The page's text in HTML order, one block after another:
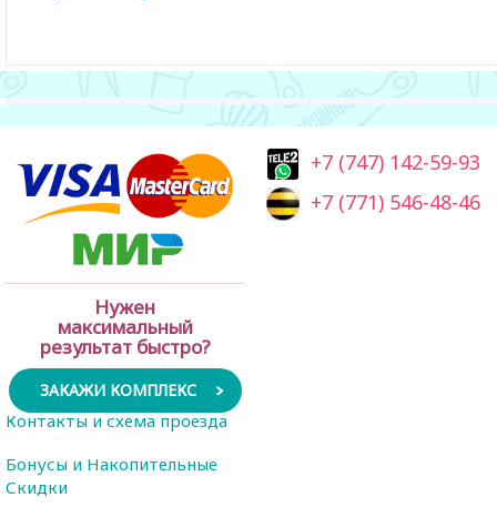
Нужен
максимальный
результат быстро?
ЗАКАЖИ КОМПЛЕКС
+7 (747) 142-59-93
+7 (771) 546-48-46
Контакты и схема проезда
Бонусы и Накопительные
Скидки